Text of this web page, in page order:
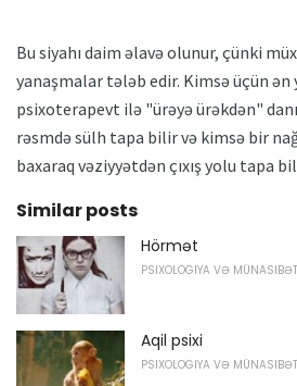
Bu siyahı daim əlavə olunur, çünki
yanaşmalar tələb edir. Kimsə üçün ən
psixoterapevt ilə "ürəyə ürəkdən"
rəsmdə sülh tapa bilir və kimsə bir
baxaraq vəziyyətdən çıxış yolu tapa
Similar posts
Hörmət
PSIXOLOGIYA VƏ
Aqil psixi
PSIXOLOGIYA VƏ